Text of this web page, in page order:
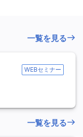
WEBセミナー
一覧を見る
一覧を見る